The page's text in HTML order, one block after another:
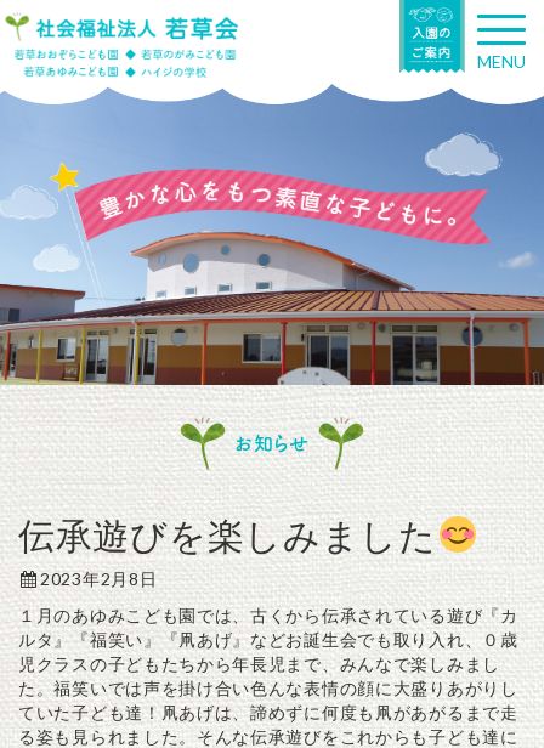
T
o
g
n
g
a
t
n
MENU
お知らせ
伝承遊びを楽しみました
2023年2月8日
１月のあゆみこども園では、古くから伝承されている遊び『カ
ルタ』『福笑い』『凧あげ』などお誕生会でも取り入れ、０歳
児クラスの子どもたちから年長児まで、みんなで楽しみまし
た。福笑いでは声を掛け合い色んな表情の顔に大盛りあがりし
ていた子ども達！凧あげは、諦めずに何度も凧があがるまで走
る姿も見られました。そんな伝承遊びをこれからも子ども達に